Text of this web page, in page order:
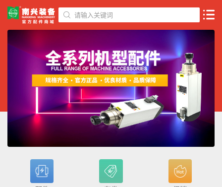
请输入关键词